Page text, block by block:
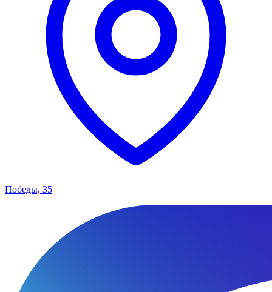
Победы, 35